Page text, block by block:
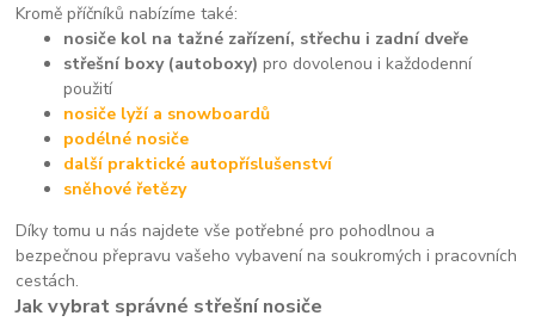
Kromě příčníků nabízíme také:
nosiče kol na tažné zařízení, střechu i zadní dveře
střešní boxy (autoboxy) pro dovolenou i každodenní
použití
nosiče lyží a snowboardů
podélné nosiče
další praktické autopříslušenství
sněhové řetězy
Díky tomu u nás najdete vše potřebné pro pohodlnou a
bezpečnou přepravu vašeho vybavení na soukromých i pracovních
cestách.
Jak vybrat správné střešní nosiče